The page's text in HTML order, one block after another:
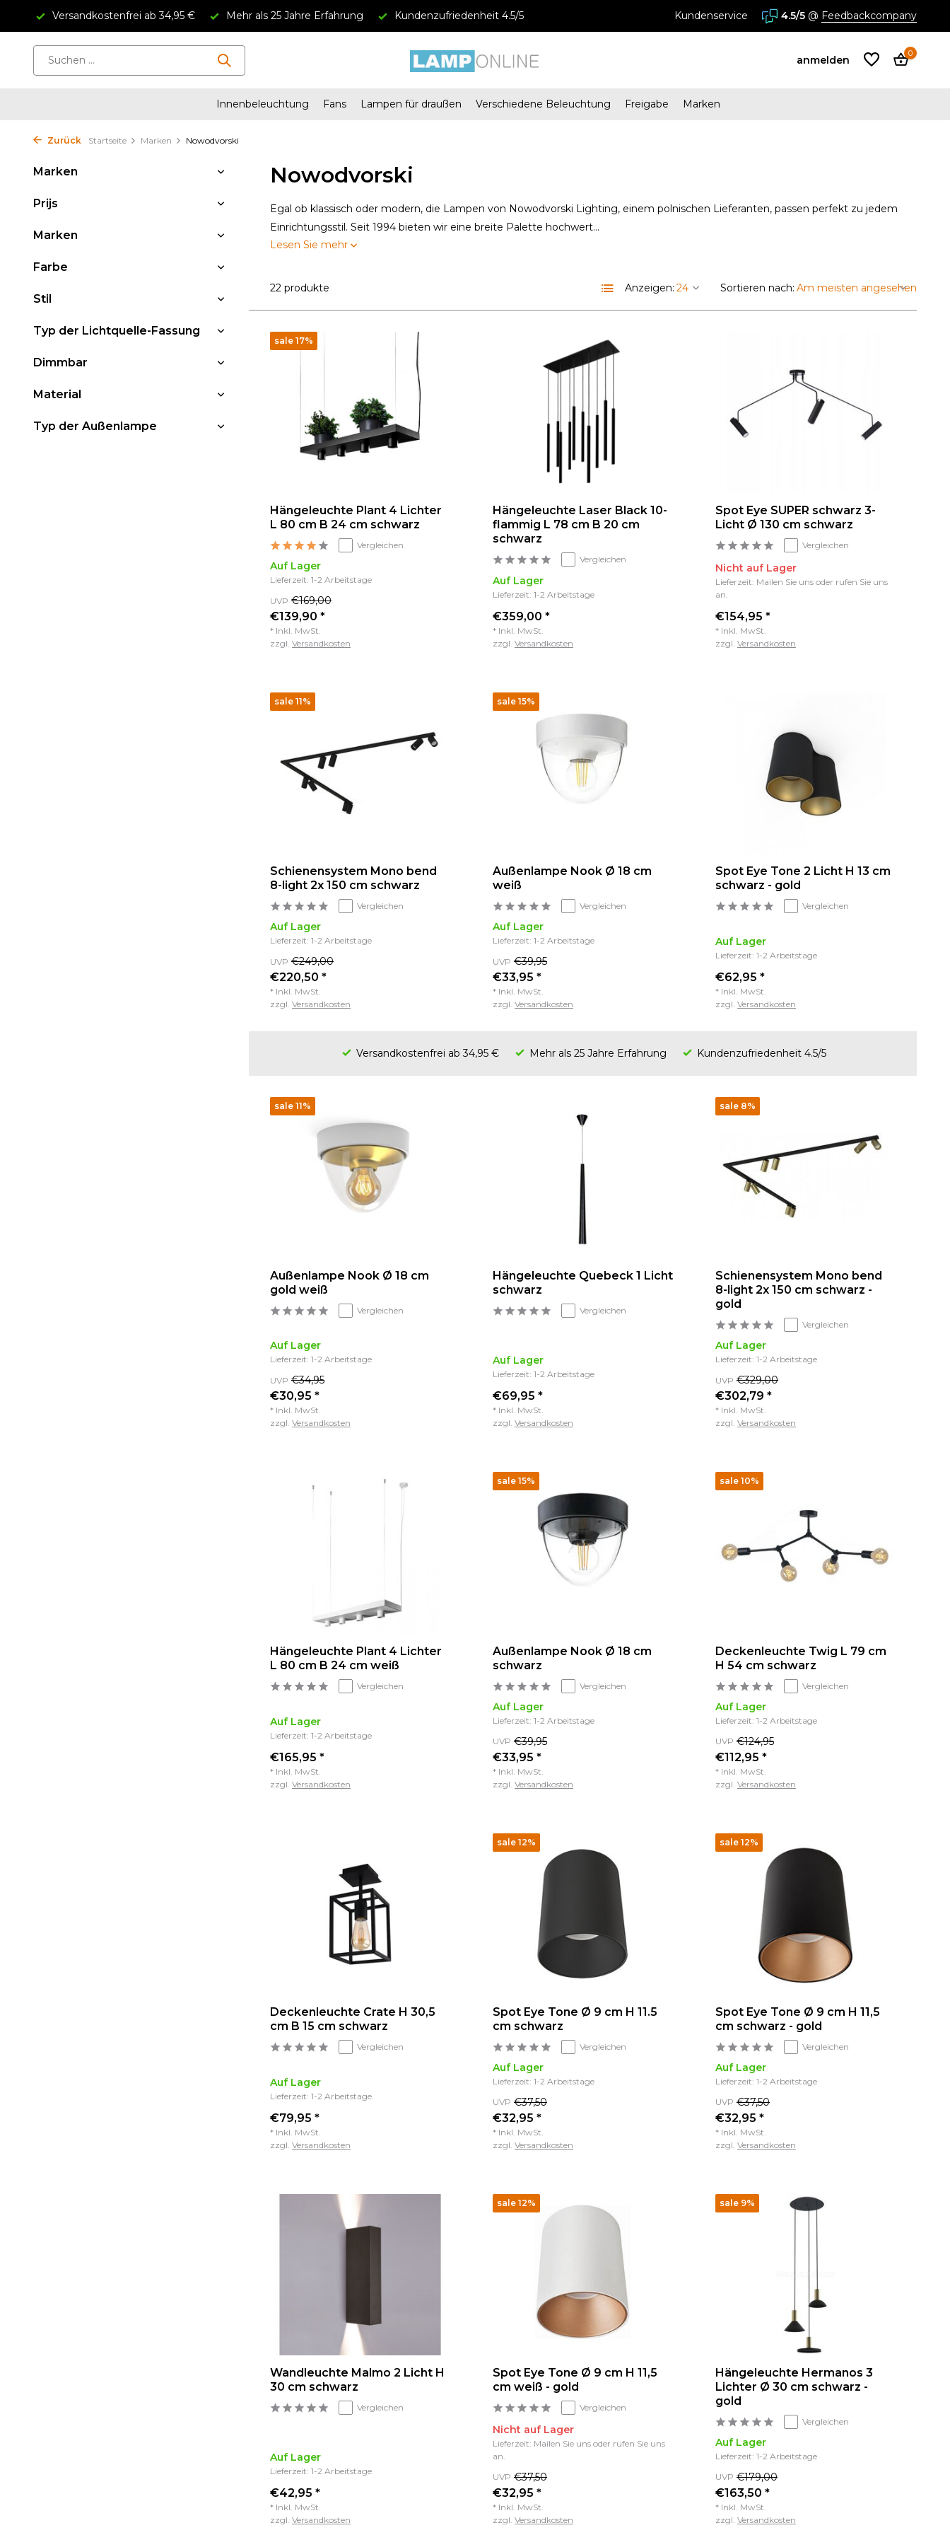
Versandkostenfrei ab 34,95 € Mehr als 25 Jahre Erfahrung Kundenzufriedenheit 4.5/5 Kundenservice 4.5/5 @ Feedbackcompany
anmelden
Benutzerkonto
0
Innenbeleuchtung Fans Lampen für draußen Verschiedene Beleuchtung Freigabe Marken
Zurück Startseite Marken Nowodvorski
Marken
Prijs
Marken
Farbe
Stil
Typ der Lichtquelle-Fassung
Dimmbar
Material
Typ der Außenlampe
Nowodvorski
Egal ob klassisch oder modern, die Lampen von Nowodvorski Lighting, einem polnischen Lieferanten, passen perfekt zu jedem
Einrichtungsstil. Seit 1994 bieten wir eine breite Palette hochwert...
Lesen Sie mehr
22 produkte Anzeigen: Sortieren nach:
sale 17%
Hängeleuchte Plant 4 Lichter
L 80 cm B 24 cm schwarz
Vergleichen
Auf Lager
Lieferzeit: 1-2 Arbeitstage
UVP €169,00
€139,90 *
* Inkl. MwSt.
zzgl. Versandkosten
Hängeleuchte Laser Black 10-
flammig L 78 cm B 20 cm
schwarz
Vergleichen
Auf Lager
Lieferzeit: 1-2 Arbeitstage
€359,00 *
* Inkl. MwSt.
zzgl. Versandkosten
Spot Eye SUPER schwarz 3-
Licht Ø 130 cm schwarz
Vergleichen
Nicht auf Lager
Lieferzeit: Mailen Sie uns oder rufen Sie uns
an.
€154,95 *
* Inkl. MwSt.
zzgl. Versandkosten
sale 11%
Schienensystem Mono bend
8-light 2x 150 cm schwarz
Vergleichen
Auf Lager
Lieferzeit: 1-2 Arbeitstage
UVP €249,00
€220,50 *
* Inkl. MwSt.
zzgl. Versandkosten
sale 15%
Außenlampe Nook Ø 18 cm
weiß
Vergleichen
Auf Lager
Lieferzeit: 1-2 Arbeitstage
UVP €39,95
€33,95 *
* Inkl. MwSt.
zzgl. Versandkosten
Spot Eye Tone 2 Licht H 13 cm
schwarz - gold
Vergleichen
Auf Lager
Lieferzeit: 1-2 Arbeitstage
€62,95 *
* Inkl. MwSt.
zzgl. Versandkosten
Versandkostenfrei ab 34,95 € Mehr als 25 Jahre Erfahrung Kundenzufriedenheit 4.5/5
sale 11%
Außenlampe Nook Ø 18 cm
gold weiß
Vergleichen
Auf Lager
Lieferzeit: 1-2 Arbeitstage
UVP €34,95
€30,95 *
* Inkl. MwSt.
zzgl. Versandkosten
Hängeleuchte Quebeck 1 Licht
schwarz
Vergleichen
Auf Lager
Lieferzeit: 1-2 Arbeitstage
€69,95 *
* Inkl. MwSt.
zzgl. Versandkosten
sale 8%
Schienensystem Mono bend
8-light 2x 150 cm schwarz -
gold
Vergleichen
Auf Lager
Lieferzeit: 1-2 Arbeitstage
UVP €329,00
€302,79 *
* Inkl. MwSt.
zzgl. Versandkosten
Hängeleuchte Plant 4 Lichter
L 80 cm B 24 cm weiß
Vergleichen
Auf Lager
Lieferzeit: 1-2 Arbeitstage
€165,95 *
* Inkl. MwSt.
zzgl. Versandkosten
sale 15%
Außenlampe Nook Ø 18 cm
schwarz
Vergleichen
Auf Lager
Lieferzeit: 1-2 Arbeitstage
UVP €39,95
€33,95 *
* Inkl. MwSt.
zzgl. Versandkosten
sale 10%
Deckenleuchte Twig L 79 cm
H 54 cm schwarz
Vergleichen
Auf Lager
Lieferzeit: 1-2 Arbeitstage
UVP €124,95
€112,95 *
* Inkl. MwSt.
zzgl. Versandkosten
Deckenleuchte Crate H 30,5
cm B 15 cm schwarz
Vergleichen
Auf Lager
Lieferzeit: 1-2 Arbeitstage
€79,95 *
* Inkl. MwSt.
zzgl. Versandkosten
sale 12%
Spot Eye Tone Ø 9 cm H 11.5
cm schwarz
Vergleichen
Auf Lager
Lieferzeit: 1-2 Arbeitstage
UVP €37,50
€32,95 *
* Inkl. MwSt.
zzgl. Versandkosten
sale 12%
Spot Eye Tone Ø 9 cm H 11,5
cm schwarz - gold
Vergleichen
Auf Lager
Lieferzeit: 1-2 Arbeitstage
UVP €37,50
€32,95 *
* Inkl. MwSt.
zzgl. Versandkosten
Wandleuchte Malmo 2 Licht H
30 cm schwarz
Vergleichen
Auf Lager
Lieferzeit: 1-2 Arbeitstage
€42,95 *
* Inkl. MwSt.
zzgl. Versandkosten
sale 12%
Spot Eye Tone Ø 9 cm H 11,5
cm weiß - gold
Vergleichen
Nicht auf Lager
Lieferzeit: Mailen Sie uns oder rufen Sie uns
an.
UVP €37,50
€32,95 *
* Inkl. MwSt.
zzgl. Versandkosten
sale 9%
Hängeleuchte Hermanos 3
Lichter Ø 30 cm schwarz -
gold
Vergleichen
Auf Lager
Lieferzeit: 1-2 Arbeitstage
UVP €179,00
€163,50 *
* Inkl. MwSt.
zzgl. Versandkosten